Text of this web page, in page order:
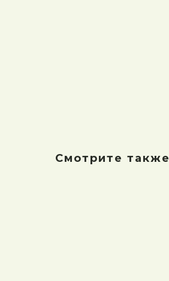
Смотрите также